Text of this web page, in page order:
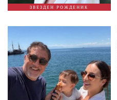
ЗВЕЗДЕН РОЖДЕНИК